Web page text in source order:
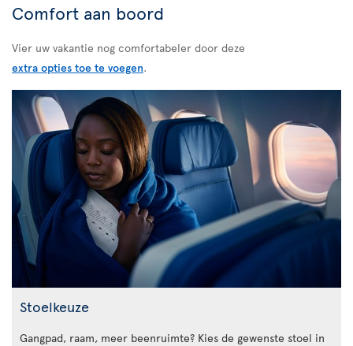
Comfort aan boord
Vier uw vakantie nog comfortabeler door deze
extra opties toe te voegen.
Stoelkeuze
Gangpad, raam, meer beenruimte? Kies de gewenste stoel in